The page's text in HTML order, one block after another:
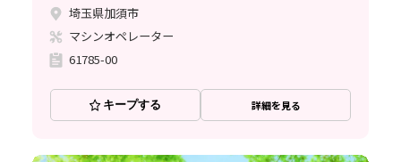
埼玉県加須市
マシンオペレーター
61785-00
キープする 詳細を見る